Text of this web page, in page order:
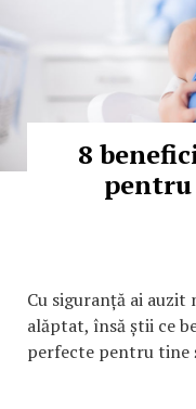
8
pentru
Cu siguranță ai
alăptat, însă știi ce
perfecte pentru tine